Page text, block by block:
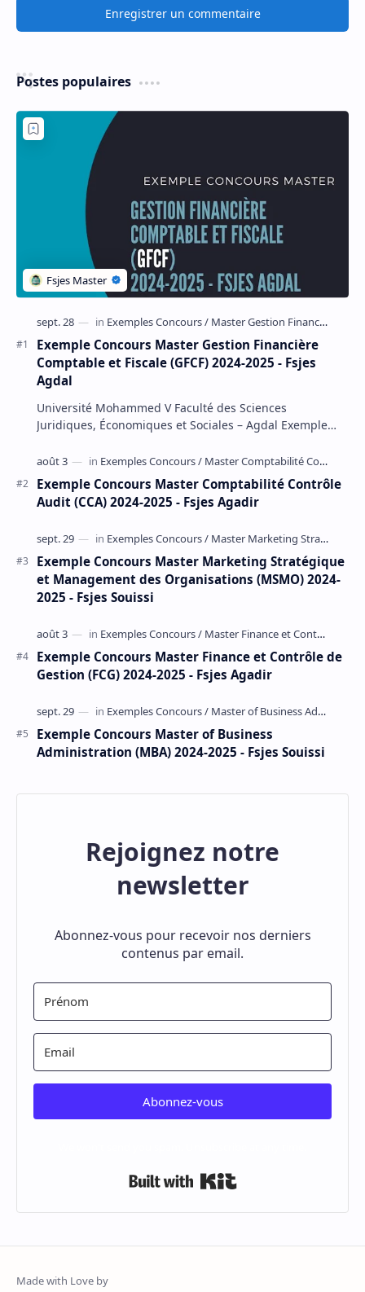
Enregistrer un commentaire
Postes populaires
Exemple Concours Master Gestion Financière
Comptable et Fiscale (GFCF) 2024-2025 - Fsjes
Agdal
Université Mohammed V Faculté des Sciences
Juridiques, Économiques et Sociales – Agdal Exemple
Exemple Concours Master Comptabilité Contrôle
Audit (CCA) 2024-2025 - Fsjes Agadir
Exemple Concours Master Marketing Stratégique
et Management des Organisations (MSMO) 2024-
2025 - Fsjes Souissi
Exemple Concours Master Finance et Contrôle de
Gestion (FCG) 2024-2025 - Fsjes Agadir
Exemple Concours Master of Business
Administration (MBA) 2024-2025 - Fsjes Souissi
Rejoignez notre
newsletter
Abonnez-vous pour recevoir nos derniers
contenus par email.
Abonnez-vous